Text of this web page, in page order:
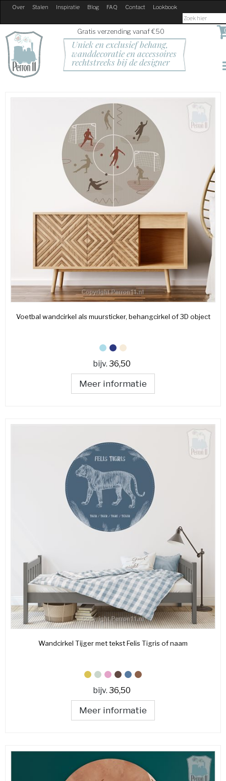
Over Stalen Inspiratie Blog FAQ Contact Lookbook
Gratis verzending vanaf €50
Uniek en exclusief behang,
wanddecoratie en accessoires
rechtstreeks bij de designer
Voetbal wandcirkel als muursticker, behangcirkel of 3D object
bijv. 36,50
Meer informatie
Wandcirkel Tijger met tekst Felis Tigris of naam
bijv. 36,50
Meer informatie